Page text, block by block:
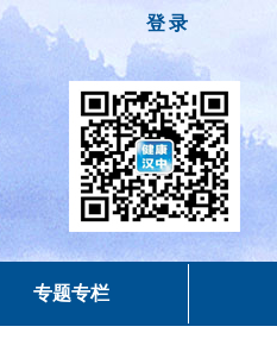
登录
专题专栏